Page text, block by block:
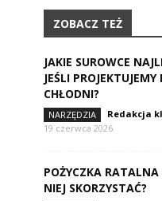
ZOBACZ TEŻ
JAKIE SUROWCE
JEŚLI
CHŁODNI?
NARZĘDZIA Redakcja
19 czerwca 2026
POŻYCZKA RATALNA
NIEJ SKORZYSTAĆ?